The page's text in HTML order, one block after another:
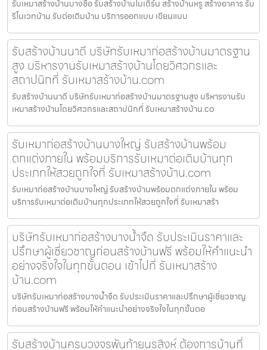
รับเหมาสร้างบ้านบางซื่อ รับสร้างบ้านโมเดิร์น สร้างบ้านหรู สร้างอาคาร รับ
รีโนเวทบ้าน รับต่อเติมบ้าน บริการออกแบบ เขียนแบบ
รับสร้างบ้านนาดี บริษัทรับเหมาก่อสร้างบ้านมาตรฐาน
สูง บริหารงานรับเหมาสร้างบ้านโดยวิศวกรและ
สถาปนิกที่ รับเหมาสร้างบ้าน.com
รับสร้างบ้านนาดี บริษัทรับเหมาก่อสร้างบ้านมาตรฐานสูง บริหารงานรับ
เหมาสร้างบ้านโดยวิศวกรและสถาปนิกที่ รับเหมาสร้างบ้าน.co
รับเหมาก่อสร้างบ้านบางใหญ่ รับสร้างบ้านพร้อม
ตกแต่งภายใน พร้อมบริการรับเหมาต่อเติมบ้านทุก
ประเภทให้สวยถูกใจที่ รับเหมาสร้างบ้าน.com
รับเหมาก่อสร้างบ้านบางใหญ่ รับสร้างบ้านพร้อมตกแต่งภายใน พร้อม
บริการรับเหมาต่อเติมบ้านทุกประเภทให้สวยถูกใจที่ รับเหมาสร้า
บริษัทรับเหมาก่อสร้างบางน้ำจืด รับประเมินราคาและ
ปรึกษาผู้เชี่ยวชาญก่อนสร้างบ้านฟรี พร้อมให้คำแนะนำ
อย่างจริงใจในทุกขั้นตอน เข้าไปที่ รับเหมาสร้าง
บ้าน.com
บริษัทรับเหมาก่อสร้างบางน้ำจืด รับประเมินราคาและปรึกษาผู้เชี่ยวชาญ
ก่อนสร้างบ้านฟรี พร้อมให้คำแนะนำอย่างจริงใจในทุกขั้นตอ
รับสร้างบ้านครบวงจรพันท้ายนรสิงห์ ต้องการบ้านที่